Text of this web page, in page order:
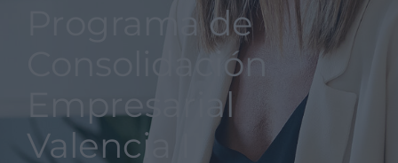
Programa de
Consolidación
Empresarial
Valencia I